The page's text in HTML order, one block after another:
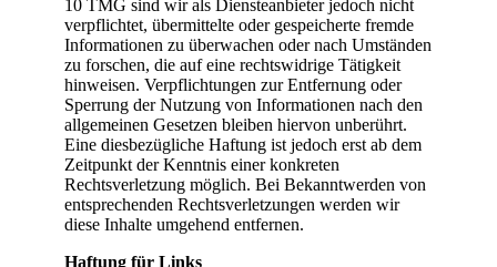
10 TMG sind wir als Diensteanbieter jedoch nicht
verpflichtet, übermittelte oder gespeicherte fremde
Informationen zu überwachen oder nach Umständen
zu forschen, die auf eine rechtswidrige Tätigkeit
hinweisen. Verpflichtungen zur Entfernung oder
Sperrung der Nutzung von Informationen nach den
allgemeinen Gesetzen bleiben hiervon unberührt.
Eine diesbezügliche Haftung ist jedoch erst ab dem
Zeitpunkt der Kenntnis einer konkreten
Rechtsverletzung möglich. Bei Bekanntwerden von
entsprechenden Rechtsverletzungen werden wir
diese Inhalte umgehend entfernen.
Haftung für Links